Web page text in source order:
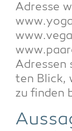
Adres­se
Adres­sen
ten Blick,
zu fin­den